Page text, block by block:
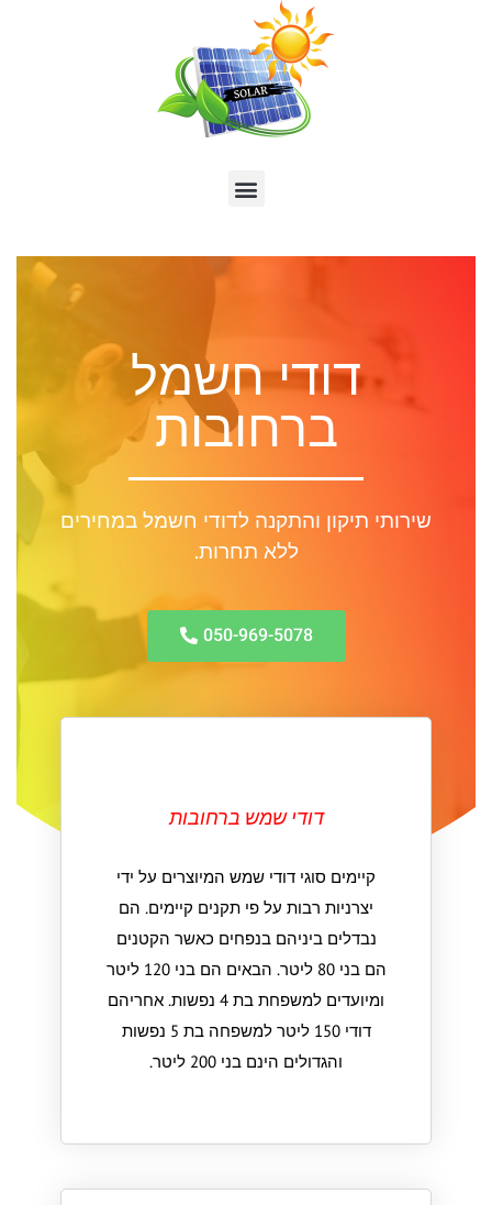
דודי חשמל
ברחובות
שירותי תיקון והתקנה לדודי חשמל במחירים
ללא תחרות.
050-969-5078
דודי שמש ברחובות
קיימים סוגי דודי שמש המיוצרים על ידי
יצרניות רבות על פי תקנים קיימים. הם
נבדלים ביניהם בנפחים כאשר הקטנים
הם בני 80 ליטר. הבאים הם בני 120 ליטר
ומיועדים למשפחת בת 4 נפשות. אחריהם
דודי 150 ליטר למשפחה בת 5 נפשות
והגדולים הינם בני 200 ליטר.